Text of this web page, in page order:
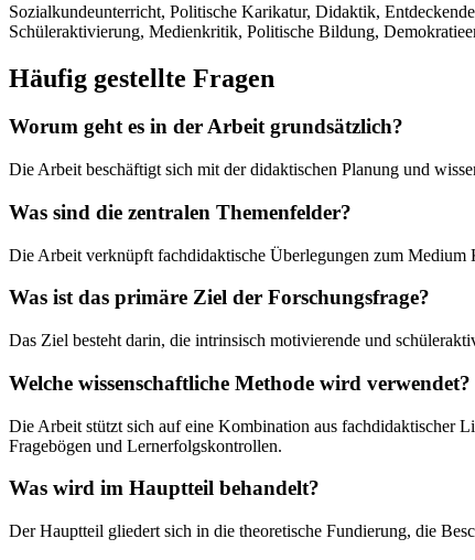
Sozialkundeunterricht, Politische Karikatur, Didaktik,
Schüleraktivierung, Medienkritik, Politische Bildung,
Häufig gestellte Fragen
Worum geht es in der Arbeit grundsätzlich?
Die Arbeit beschäftigt sich mit der didaktischen Planung und
Was sind die zentralen Themenfelder?
Die Arbeit verknüpft fachdidaktische Überlegungen zum Medium
Was ist das primäre Ziel der Forschungsfrage?
Das Ziel besteht darin, die intrinsisch motivierende und
Welche wissenschaftliche Methode wird verwendet?
Die Arbeit stützt sich auf eine Kombination aus fachdidaktischer
Fragebögen und Lernerfolgskontrollen.
Was wird im Hauptteil behandelt?
Der Hauptteil gliedert sich in die theoretische Fundierung, die